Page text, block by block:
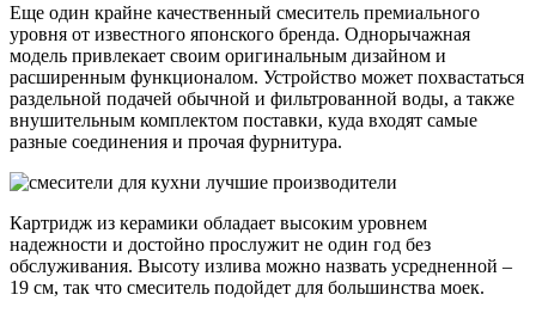
Еще один крайне качественный смеситель премиального
уровня от известного японского бренда. Однорычажная
модель привлекает своим оригинальным дизайном и
расширенным функционалом. Устройство может похвастаться
раздельной подачей обычной и фильтрованной воды, а также
внушительным комплектом поставки, куда входят самые
разные соединения и прочая фурнитура.
Картридж из керамики обладает высоким уровнем
надежности и достойно прослужит не один год без
обслуживания. Высоту излива можно назвать усредненной –
19 см, так что смеситель подойдет для большинства моек.